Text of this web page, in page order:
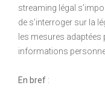
streaming légal
de s’interroger sur la
les mesures
informations
En bref :